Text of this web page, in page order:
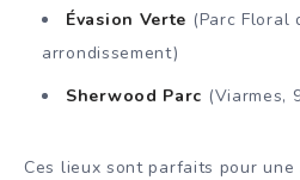
Évasion Verte (Parc Floral
arrondissement)
Sherwood Parc (Viarmes,
Ces lieux sont parfaits pour